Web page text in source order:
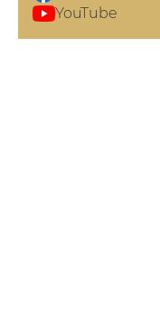
YouTube